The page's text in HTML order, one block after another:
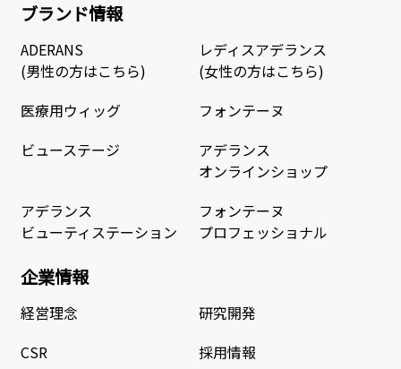
ブランド情報
ADERANS
(男性の方はこちら)
レディスアデランス
(女性の方はこちら)
医療用ウィッグ
フォンテーヌ
ビューステージ
アデランス
オンラインショップ
アデランス
ビューティステーション
フォンテーヌ
プロフェッショナル
企業情報
経営理念
研究開発
CSR
採用情報